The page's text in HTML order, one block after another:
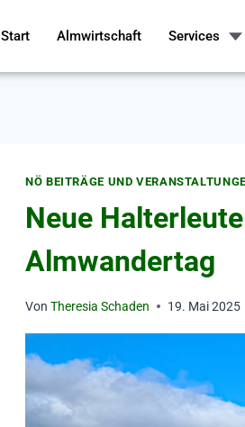
Start Almwirtschaft Services
NÖ BEITRÄGE UND
Neue
Almwandertag
Von Theresia Schaden 19. Mai 2025